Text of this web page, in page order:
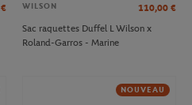
€
WILSON 110,00 €
Sac raquettes Duffel L Wilson x
Roland-Garros - Marine
NOUVEAU